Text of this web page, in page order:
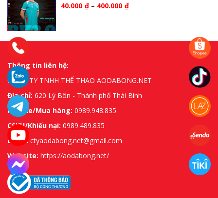
40.000 ₫ – 400.000 ₫
Thông tin liên hệ:
CÔNG TY TNHH THỂ THAO AODABONG.NET
Địa chỉ: 620 Lý Bôn - Thành phố Thái Bình
Hotline/Mua hàng: 0989.948.835
CSKH/Khiếu nại: 0989.489.835
Email:ctyaodabong.net@gmail.com
Website: https://aodabong.net/